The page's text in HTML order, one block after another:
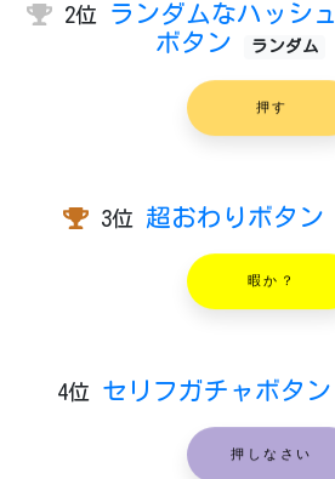
2位
ランダムなハッシ
ボタン
ランダム
押す
3位 超おわりボタン
暇か？
4位 セリフガチャボタン
押しなさい